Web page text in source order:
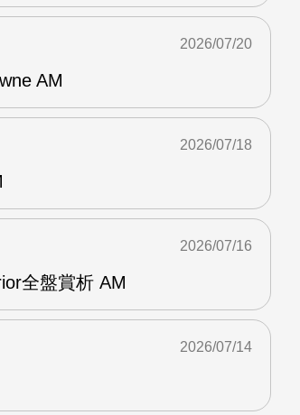
AM
2026/07/20
2026/07/18
全盤賞析 AM
2026/07/16
2026/07/14